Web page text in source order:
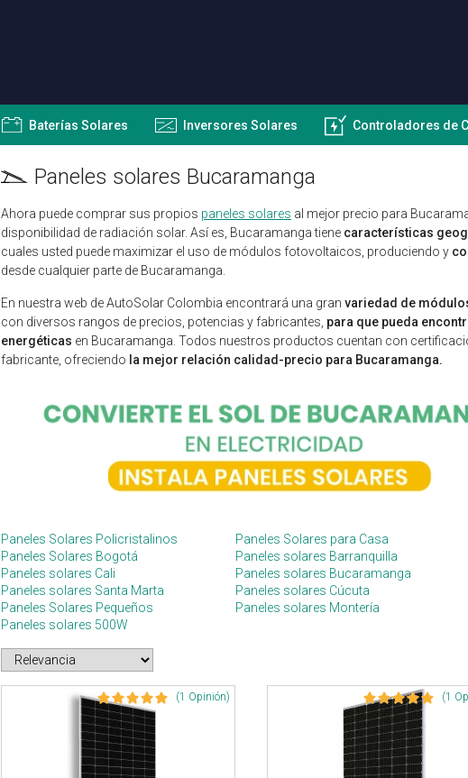
Baterías Solares Inversores Solares Controladores de
Paneles solares Bucaramanga
Ahora puede comprar sus propios paneles solares al mejor precio para
disponibilidad de radiación solar. Así es, Bucaramanga tiene características
cuales usted puede maximizar el uso de módulos fotovoltaicos, produciendo y
desde cualquier parte de Bucaramanga.
En nuestra web de AutoSolar Colombia encontrará una gran variedad de
con diversos rangos de precios, potencias y fabricantes, para que pueda
energéticas en Bucaramanga. Todos nuestros productos cuentan con
fabricante, ofreciendo la mejor relación calidad-precio para Bucaramanga.
Paneles Solares Policristalinos Paneles Solares para Casa
Paneles Solares Bogotá
Paneles solares Barranquilla
Paneles solares Cali
Paneles solares Bucaramanga
Paneles solares Santa Marta
Paneles solares Cúcuta
Paneles Solares Pequeños
Paneles solares Montería
Paneles solares 500W
(1 Opinión) (1